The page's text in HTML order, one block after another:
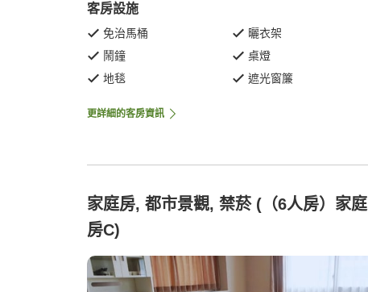
客房設施
免治馬桶
曬衣架
鬧鐘
桌燈
地毯
遮光窗簾
更詳細的客房資訊
家庭房, 都市景觀, 禁菸 (（6人房）家庭
房C)